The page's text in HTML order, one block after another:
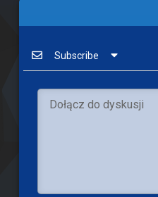
Subscribe